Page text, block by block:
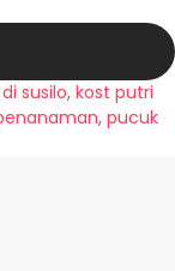
susilo, kost putri
, pucuk